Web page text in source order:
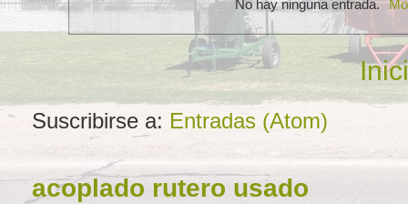
No hay ninguna entrada.
Suscribirse a: Entradas (Atom)
acoplado rutero usado